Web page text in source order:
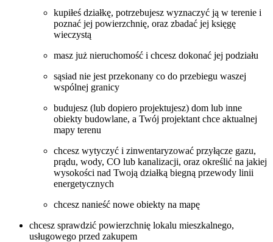
kupiłeś działkę, potrzebujesz wyznaczyć ją w terenie i
poznać jej powierzchnię, oraz zbadać jej księgę
wieczystą
masz już nieruchomość i chcesz dokonać jej podziału
sąsiad nie jest przekonany co do przebiegu waszej
wspólnej granicy
budujesz (lub dopiero projektujesz) dom lub inne
obiekty budowlane, a Twój projektant chce aktualnej
mapy terenu
chcesz wytyczyć i zinwentaryzować przyłącze gazu,
prądu, wody, CO lub kanalizacji, oraz określić na jakiej
wysokości nad Twoją działką biegną przewody linii
energetycznych
chcesz nanieść nowe obiekty na mapę
chcesz sprawdzić powierzchnię lokalu mieszkalnego,
usługowego przed zakupem